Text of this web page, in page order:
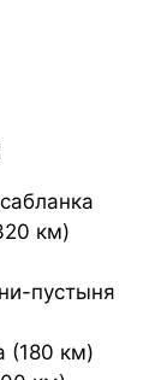
км)
пустыня
(180 км)